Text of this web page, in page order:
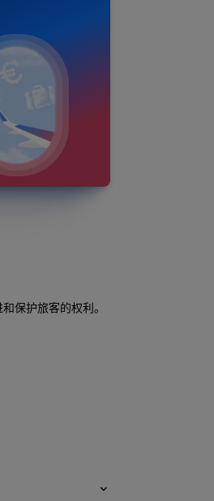
保护旅客的权利。